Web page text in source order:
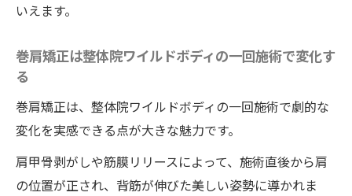
いえます。
巻肩矯正は整体院ワイルドボディの一回施術で変化す
る
巻肩矯正は、整体院ワイルドボディの一回施術で劇的な
変化を実感できる点が大きな魅力です。
肩甲骨剥がしや筋膜リリースによって、施術直後から肩
の位置が正され、背筋が伸びた美しい姿勢に導かれま